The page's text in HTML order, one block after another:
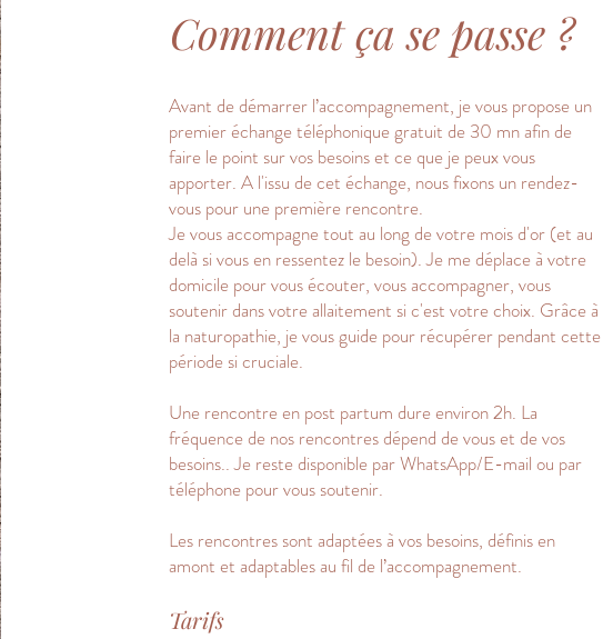
Comment ça se passe ?
Avant de démarrer l’accompagnement, je vous propose un
premier échange téléphonique gratuit de 30 mn afin de
faire le point sur vos besoins et ce que je peux vous
apporter. A l'issu de cet échange, nous fixons un rendez-
vous pour une première rencontre.
Je vous accompagne tout au long de votre mois d'or (et au
delà si vous en ressentez le besoin). Je me déplace à votre
domicile pour vous écouter, vous accompagner, vous
soutenir dans votre allaitement si c'est votre choix. Grâce à
la naturopathie, je vous guide pour récupérer pendant cette
période si cruciale.
Une rencontre en post partum dure environ 2h. La
fréquence de nos rencontres dépend de vous et de vos
besoins.. Je reste disponible par WhatsApp/E-mail ou par
téléphone pour vous soutenir.
Les rencontres sont adaptées à vos besoins, définis en
amont et adaptables au fil de l’accompagnement.
Tarifs